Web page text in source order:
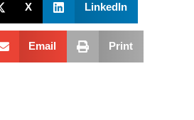
X LinkedIn
Email Print